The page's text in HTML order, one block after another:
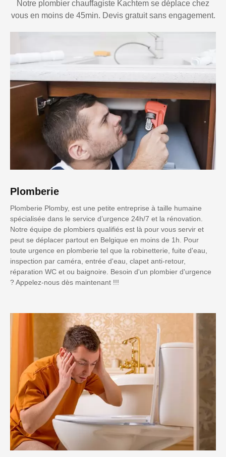
Notre plombier chauffagiste Kachtem se déplace chez
vous en moins de 45min. Devis gratuit sans engagement.
Plomberie
Plomberie Plomby, est une petite entreprise à taille humaine
spécialisée dans le service d’urgence 24h/7 et la rénovation.
Notre équipe de plombiers qualifiés est là pour vous servir et
peut se déplacer partout en Belgique en moins de 1h. Pour
toute urgence en plomberie tel que la robinetterie, fuite d'eau,
inspection par caméra, entrée d'eau, clapet anti-retour,
réparation WC et ou baignoire. Besoin d'un plombier d'urgence
? Appelez-nous dès maintenant !!!